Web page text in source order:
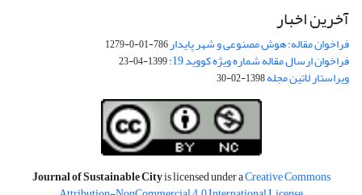
آخرین اخبار
فراخوان مقاله: هوش مصنوعی و شهر پایدار786-01-0-1279
فراخوان ارسال مقاله شماره ویژه کووید 19: 1399-04-23
ویراستار لاتین مجله1398-02-30
Journal of Sustainable Cityis licensed under aCreative Commons